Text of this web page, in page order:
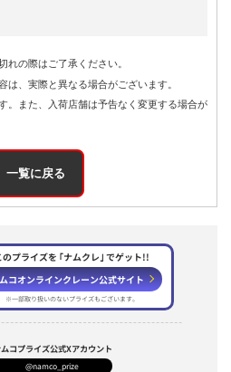
の際はご了承ください。
、実際と異なる場合がございます。
。また、入荷店舗は予告なく変更する場合が
一覧に戻る
のプライズを ｢ナムクレ｣ でゲット!!
コオンラインクレーン公式サイト
※一部取り扱いのないプライズもございます。
コプライズ公式Xアカウント
@namco_prize